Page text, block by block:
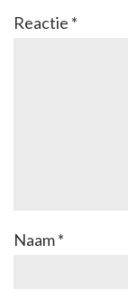
Reactie *
Naam*